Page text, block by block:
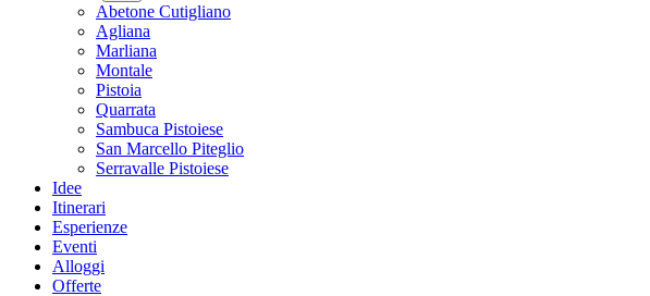
Abetone Cutigliano
Agliana
Marliana
Montale
Pistoia
Quarrata
Sambuca Pistoiese
San Marcello Piteglio
Serravalle Pistoiese
Idee
Itinerari
Esperienze
Eventi
Alloggi
Offerte